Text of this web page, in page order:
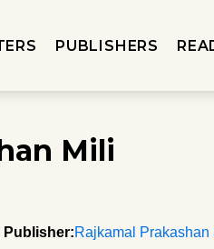
PUBLISHERS
Mili
Publisher:Rajkamal Prakashan